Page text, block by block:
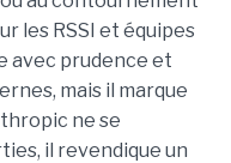
les RSSI et équipes
avec prudence et
mais il marque
ne se
il revendique un